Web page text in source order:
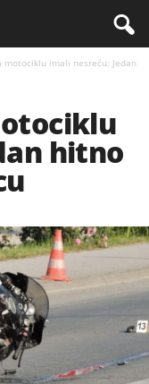
imali nesreću: Jedan
hitno